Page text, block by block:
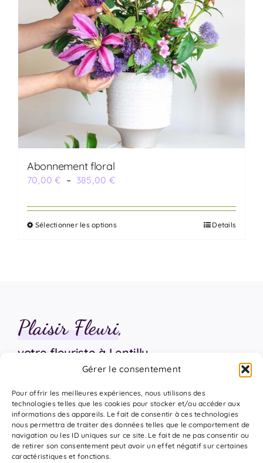
Gérer le consentement
Pour offrir les meilleures expériences, nous utilisons des
technologies telles que les cookies pour stocker et/ou accéder aux
informations des appareils. Le fait de consentir à ces technologies
nous permettra de traiter des données telles que le comportement de
navigation ou les ID uniques sur ce site. Le fait de ne pas consentir ou
de retirer son consentement peut avoir un effet négatif sur certaines
caractéristiques et fonctions.
Abonnement floral
70,00€ – 385,00 €Plage
prix :
70,00 €
Sélectionner les optionsCe
options
peuvent
être
choisies
la
page
du
produit
Details
Plaisir Fleuri,
votre fleuriste à Lentilly
06 18 17 18 94